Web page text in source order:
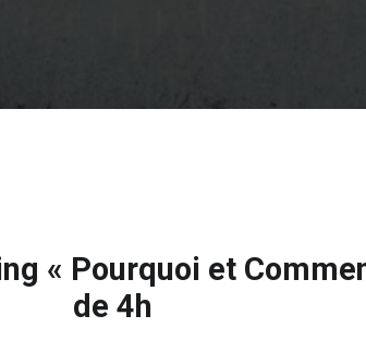
« Pourquoi et
de 4h